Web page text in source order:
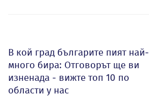
В кой град българите пият най-
много бира: Отговорът ще ви
изненада - вижте топ 10 по
области у нас